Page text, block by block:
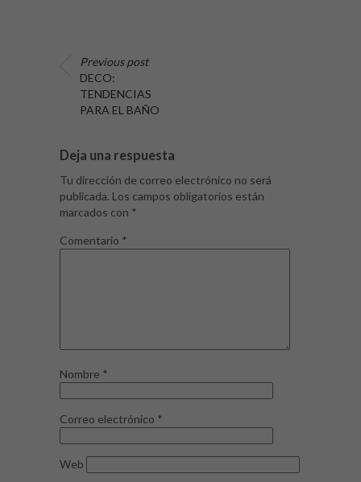
Previous post
DECO:
TENDENCIAS
PARA EL BAÑO
Deja una respuesta
Tu dirección de correo electrónico no será
publicada. Los campos obligatorios están
marcados con *
Comentario *
Nombre *
Correo electrónico *
Web